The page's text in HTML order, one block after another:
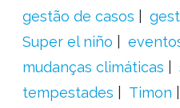
gestão de casos
Super el niño
mudanças climáticas
tempestades
Timon